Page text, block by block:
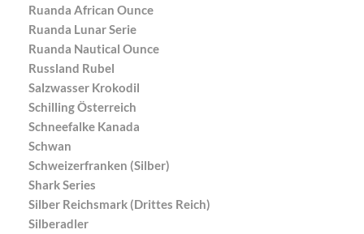
Ruanda African Ounce
Ruanda Lunar Serie
Ruanda Nautical Ounce
Russland Rubel
Salzwasser Krokodil
Schilling Österreich
Schneefalke Kanada
Schwan
Schweizerfranken (Silber)
Shark Series
Silber Reichsmark (Drittes Reich)
Silberadler